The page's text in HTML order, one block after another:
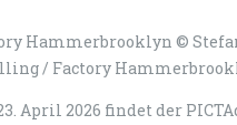
Hammerbrooklyn ©
/ Factory
April 2026 findet der